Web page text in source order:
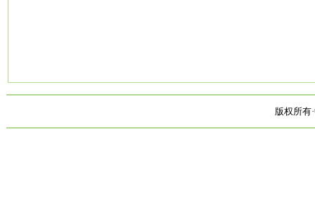
版权所有